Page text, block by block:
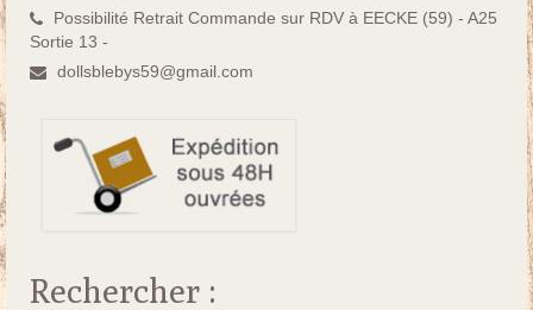
Possibilité Retrait Commande sur RDV à EECKE (59) - A25
Sortie 13 -
dollsblebys59@gmail.com
Rechercher :